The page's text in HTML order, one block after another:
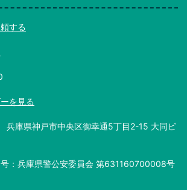
する
を見る
庫県神戸市中央区御幸通5丁目2-15 大同ビ
：兵庫県警公安委員会 第631160700008号